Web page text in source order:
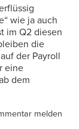
wie ja auch
im Q2 diesen
die
der Payroll
eine
dem
melden